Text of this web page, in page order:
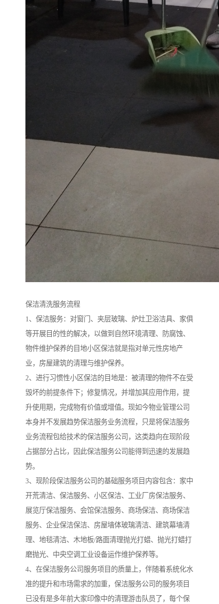
保洁清洗服务流程
1、保洁服务：对窗门、夹层玻璃、炉灶卫浴洁具、家俱
等开展目的性的解决，以做到自然环境清理、防腐蚀、
物件维护保养的目地小区保洁就是指对单元性房地产
业，房屋建筑的清理与维护保养。
2、进行习惯性小区保洁的目地是：被清理的物件不在受
毁坏的前提条件下；修复情况，并增加其应用作用，提
升使用期，完成物有价值或增值。现如今物业管理公司
本身并不发展趋势保洁服务业务流程，只是将保洁服务
业务流程包给技术的保洁服务公司，这类趋向在现阶段
占据部分占比，因此保洁服务公司能得到迅速的发展趋
势。
3、现阶段保洁服务公司的基础服务项目内容包含：家中
开荒清洁、保洁服务、小区保洁、工业厂房保洁服务、
展览厅保洁服务、会馆保洁服务、商场保洁、商场保洁
服务、企业保洁保洁、房屋墙体玻璃清洁、建筑幕墙清
理、地毯清洁、木地板/路面清理抛光打蜡、抛光打蜡打
磨抛光、中央空调工业设备运作维护保养等。
4、在保洁服务公司服务项目的质量上，伴随着系统化水
准的提升和市场需求的加重，保洁服务公司的服务项目
已没有是多年前大家印像中的清理游击队员了，每个保